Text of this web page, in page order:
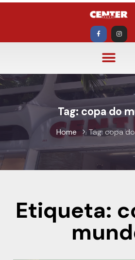
Tag: copa do
Home Tag:copa
Etiqueta: